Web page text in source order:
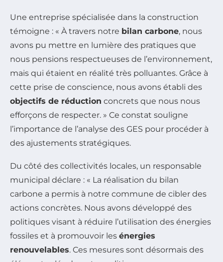
Une entreprise spécialisée dans la construction
témoigne : « À travers notre bilan carbone, nous
avons pu mettre en lumière des pratiques que
nous pensions respectueuses de l’environnement,
mais qui étaient en réalité très polluantes. Grâce à
cette prise de conscience, nous avons établi des
objectifs de réduction concrets que nous nous
efforçons de respecter. » Ce constat souligne
l’importance de l’analyse des GES pour procéder à
des ajustements stratégiques.
Du côté des collectivités locales, un responsable
municipal déclare : « La réalisation du bilan
carbone a permis à notre commune de cibler des
actions concrètes. Nous avons développé des
politiques visant à réduire l’utilisation des énergies
fossiles et à promouvoir les énergies
renouvelables. Ces mesures sont désormais des